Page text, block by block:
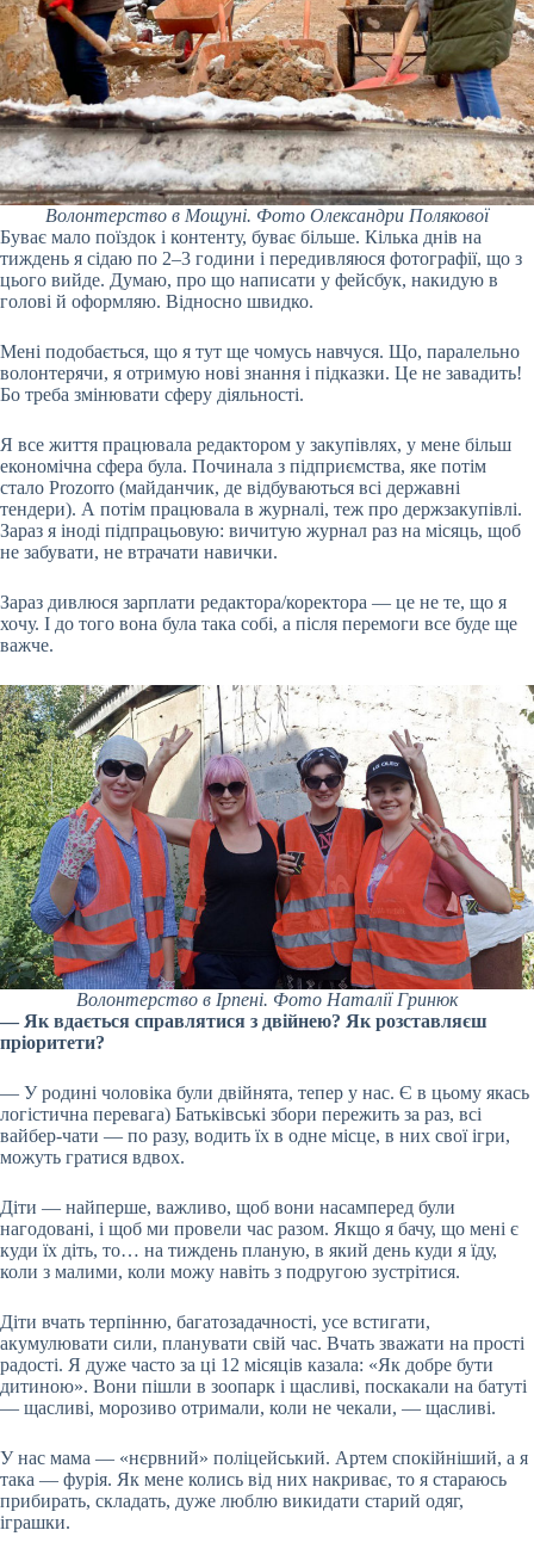
Волонтерство в Мощуні. Фото Олександри Полякової
Буває мало поїздок і контенту, буває більше. Кілька днів на
тиждень я сідаю по 2–3 години і передивляюся фотографії, що з
цього вийде. Думаю, про що написати у фейсбук, накидую в
голові й оформляю. Відносно швидко.
Мені подобається, що я тут ще чомусь навчуся. Що, паралельно
волонтерячи, я отримую нові знання і підказки. Це не завадить!
Бо треба змінювати сферу діяльності.
Я все життя працювала редактором у закупівлях, у мене більш
економічна сфера була. Починала з підприємства, яке потім
стало Prozorro (майданчик, де відбуваються всі державні
тендери). А потім працювала в журналі, теж про держзакупівлі.
Зараз я іноді підпрацьовую: вичитую журнал раз на місяць, щоб
не забувати, не втрачати навички.
Зараз дивлюся зарплати редактора/коректора — це не те, що я
хочу. І до того вона була така собі, а після перемоги все буде ще
важче.
Волонтерство в Ірпені. Фото Наталії Гринюк
— Як вдається справлятися з двійнею? Як розставляєш
пріоритети?
— У родині чоловіка були двійнята, тепер у нас. Є в цьому якась
логістична перевага) Батьківські збори пережить за раз, всі
вайбер-чати — по разу, водить їх в одне місце, в них свої ігри,
можуть гратися вдвох.
Діти — найперше, важливо, щоб вони насамперед були
нагодовані, і щоб ми провели час разом. Якщо я бачу, що мені є
куди їх діть, то… на тиждень планую, в який день куди я їду,
коли з малими, коли можу навіть з подругою зустрітися.
Діти вчать терпінню, багатозадачності, усе встигати,
акумулювати сили, планувати свій час. Вчать зважати на прості
радості. Я дуже часто за ці 12 місяців казала: «Як добре бути
дитиною». Вони пішли в зоопарк і щасливі, поскакали на батуті
— щасливі, морозиво отримали, коли не чекали, — щасливі.
У нас мама — «нєрвний» поліцейський. Артем спокійніший, а я
така — фурія. Як мене колись від них накриває, то я стараюсь
прибирать, складать, дуже люблю викидати старий одяг,
іграшки.